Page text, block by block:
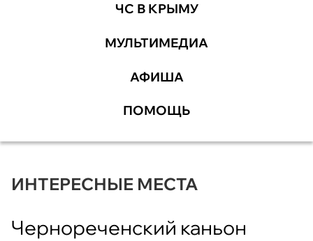
ЧС В КРЫМУ
МУЛЬТИМЕДИА
АФИША
ПОМОЩЬ
ИНТЕРЕСНЫЕ МЕСТА
Чернореченский каньон